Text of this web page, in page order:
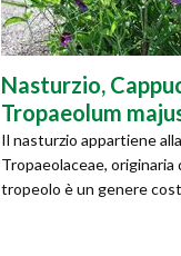
Nasturzio,
Tropaeolum
Il nasturzio appartiene
Tropaeolaceae, originaria
tropeolo è un genere